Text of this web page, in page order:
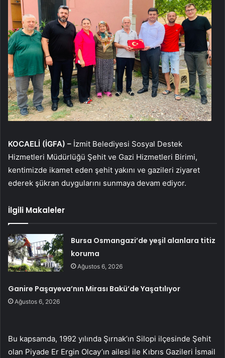
KOCAELİ (İGFA) – İzmit Belediyesi Sosyal Destek
Hizmetleri Müdürlüğü Şehit ve Gazi Hizmetleri Birimi,
kentimizde ikamet eden şehit yakını ve gazileri ziyaret
ederek şükran duygularını sunmaya devam ediyor.
İlgili Makaleler
Bursa Osmangazi’de yeşil alanlara titiz
koruma
Ağustos 6, 2026
Ganire Paşayeva’nın Mirası Bakü’de Yaşatılıyor
Ağustos 6, 2026
Bu kapsamda, 1992 yılında Şırnak’ın Silopi ilçesinde Şehit
olan Piyade Er Ergin Olcay’ın ailesi ile Kıbrıs Gazileri İsmail